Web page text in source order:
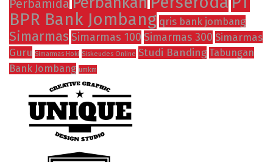
Perbamida
BPR Bank Jombang qris bank jombang
Simarmas Simarmas 100 Simarmas 300 Simarmas
Guru Simarmas Hoki Siskeudes Online Studi Banding Tabungan
Bank Jombang umkm